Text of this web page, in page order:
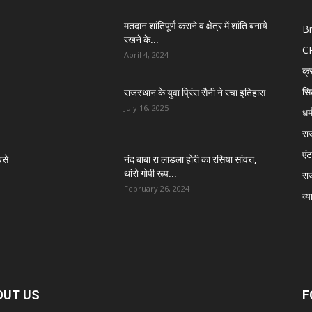
मतदान शांतिपूर्ण कराने व क्षेत्र में शांति बनाये
रखने के...
April 4, 2024
राजस्थान के युवा प्रिंस सैनी ने रचा इतिहास
July 16, 2025
नंद बाबा रा लाडला होरी का रसिया सांवरा,
थांरो गोपी रूप...
February 26, 2024
धर्म
US